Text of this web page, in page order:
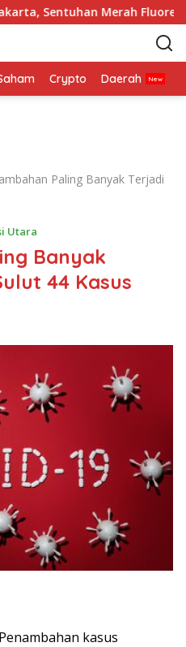
Sentuhan Merah Fluoresen
Crypto Daerah
Paling Banyak Terjadi
Utara
Banyak
44 Kasus
Penambahan kasus